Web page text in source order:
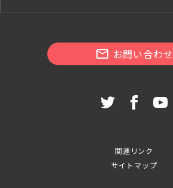
お問い合わせ
関連リンク
サイトマップ